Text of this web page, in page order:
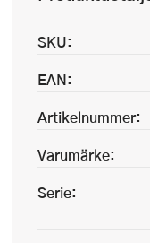
SKU:
EAN:
Artikelnummer:
Varumärke:
Serie: